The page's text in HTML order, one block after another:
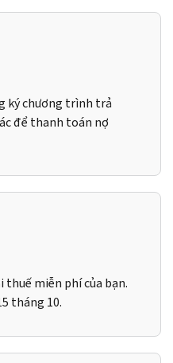
ký chương trình trả
để thanh toán nợ
thuế miễn phí của bạn.
tháng 10.